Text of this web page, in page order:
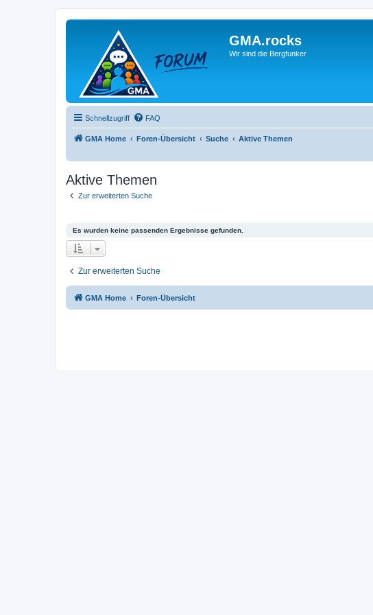
GMA.rocks
Wir sind die Bergfunker
Schnellzugriff FAQ
GMA Home Foren-Übersicht Suche Aktive Themen
Aktive Themen
Zur erweiterten Suche
Es wurden keine passenden Ergebnisse gefunden.
Zur erweiterten Suche
GMA Home Foren-Übersicht